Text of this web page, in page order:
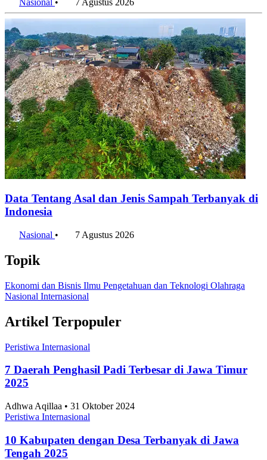
Data Tentang Asal dan Jenis Sampah Terbanyak di
Indonesia
Nasional • 7 Agustus 2026
Topik
Ekonomi dan Bisnis Ilmu Pengetahuan dan Teknologi Olahraga
Nasional Internasional
Artikel Terpopuler
Peristiwa Internasional
7 Daerah Penghasil Padi Terbesar di Jawa Timur
2025
Adhwa Aqillaa • 31 Oktober 2024
Peristiwa Internasional
10 Kabupaten dengan Desa Terbanyak di Jawa
Tengah 2025